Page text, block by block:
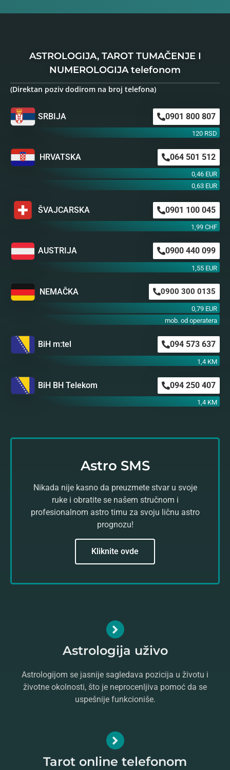
ASTROLOGIJA, TAROT TUMAČENJE I
NUMEROLOGIJA telefonom
(Direktan poziv dodirom na broj telefona)
SRBIJA 0901 800 807
120 RSD
HRVATSKA 064 501 512
0,46 EUR
0,63 EUR
ŠVAJCARSKA 0901 100 045
1,99 CHF
AUSTRIJA 0900 440 099
1,55 EUR
NEMAČKA 0900 300 0135
0,79 EUR
mob. od operatera
BiH m:tel 094 573 637
1,4 KM
BiH BH Telekom 094 250 407
1,4 KM
Astro SMS
Nikada nije kasno da preuzmete stvar u svoje
ruke i obratite se našem stručnom i
profesionalnom astro timu za svoju ličnu astro
prognozu!
Kliknite ovde
Astrologija uživo
Astrologijom se jasnije sagledava pozicija u životu i
životne okolnosti, što je neprocenljiva pomoć da se
uspešnije funkcioniše.
Tarot online telefonom